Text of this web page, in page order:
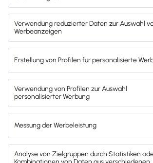
Svenja Bock
Deine Ansprechpartnerin für die
Lexware Akademie